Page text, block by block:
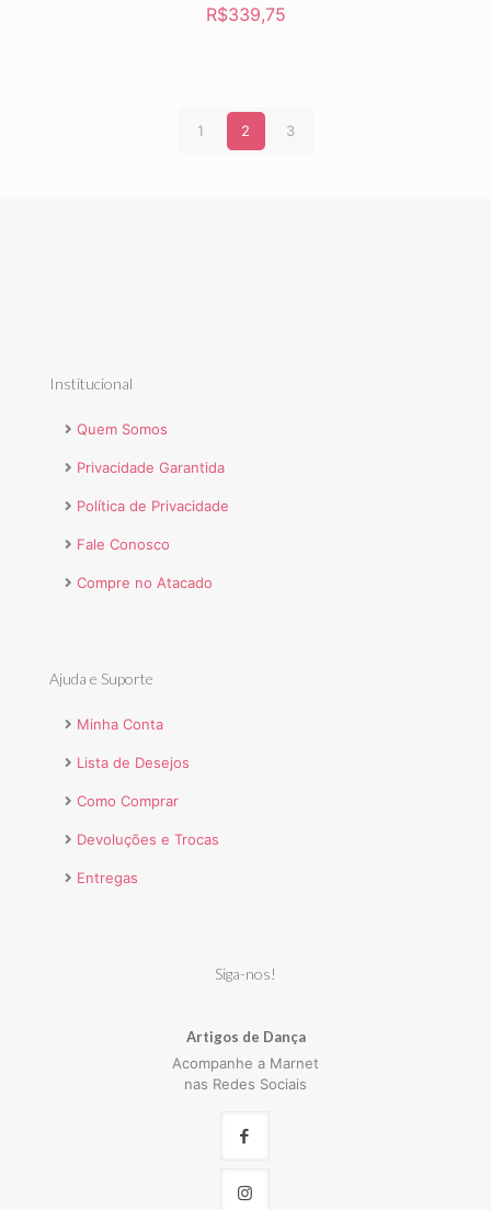
R$339,75
1 2 3
Institucional
Quem Somos
Privacidade Garantida
Política de Privacidade
Fale Conosco
Compre no Atacado
Ajuda e Suporte
Minha Conta
Lista de Desejos
Como Comprar
Devoluções e Trocas
Entregas
Siga-nos!
Artigos de Dança
Acompanhe a Marnet
nas Redes Sociais